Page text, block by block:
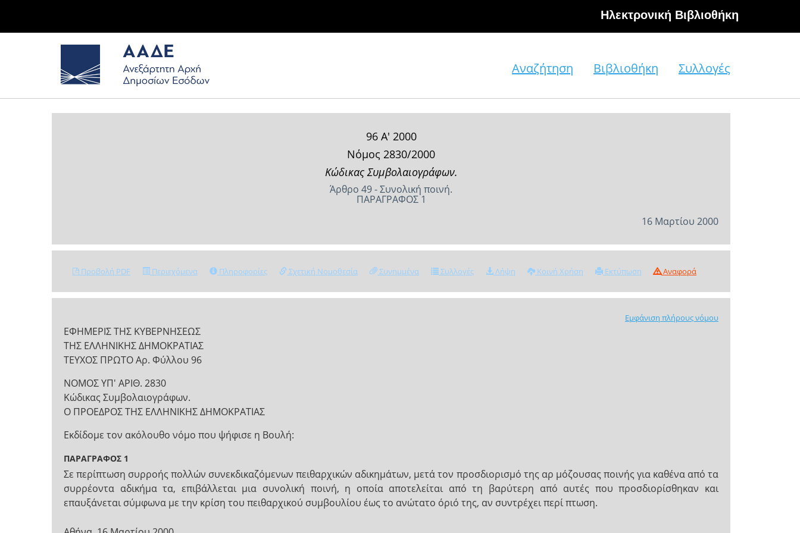
Hλεκτρονική Βιβλιοθήκη
Αναζήτηση Βιβλιοθήκη Συλλογές
96 Α' 2000
Νόμος 2830/2000
Κώδικας Συμβολαιογράφων.
Άρθρο 49 - Συνολική ποινή.
ΠΑΡΑΓΡΑΦΟΣ 1
16 Μαρτίου 2000
Προβολή PDF Περιεχόμενα Πληροφορίες Σχετική Νομοθεσία Συνημμένα Συλλογές Λήψη Κοινή Χρήση Εκτύπωση Αναφορά
Εμφάνιση πλήρους νόμου
ΕΦΗΜΕΡΙΣ ΤΗΣ ΚΥΒΕΡΝΗΣΕΩΣ
ΤΗΣ ΕΛΛΗΝΙΚΗΣ ΔΗΜΟΚΡΑΤΙΑΣ
ΤΕΥΧΟΣ ΠΡΩΤΟ Αρ. Φύλλου 96
ΝΟΜΟΣ ΥΠ' ΑΡΙΘ. 2830
Κώδικας Συμβολαιογράφων.
Ο ΠΡΟΕΔΡΟΣ ΤΗΣ ΕΛΛΗΝΙΚΗΣ ΔΗΜΟΚΡΑΤΙΑΣ
Εκδίδομε τον ακόλουθο νόμο που ψήφισε η Βουλή:
ΠΑΡΑΓΡΑΦΟΣ 1
Σε περίπτωση συρροής πολλών συνεκδικαζόμενων πειθαρχικών αδικημάτων, μετά τον προσδιορισμό της αρ­ μόζουσας ποινής για καθένα από τα
συρρέοντα αδικήμα­ τα, επιβάλλεται μια συνολική ποινή, η οποία αποτελείται από τη βαρύτερη από αυτές που προσδιορίσθηκαν και
επαυξάνεται σύμφωνα με την κρίση του πειθαρχικού συμβουλίου έως το ανώτατο όριό της, αν συντρέχει περί­ πτωση.